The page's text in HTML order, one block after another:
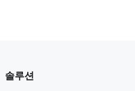
솔루션